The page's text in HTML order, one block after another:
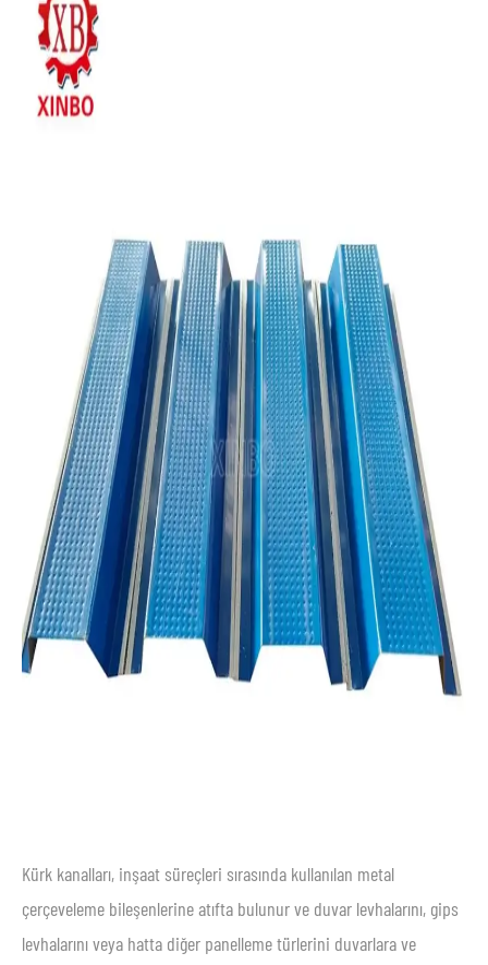
Kürk kanalları, inşaat süreçleri sırasında kullanılan metal
çerçeveleme bileşenlerine atıfta bulunur ve duvar levhalarını, gips
levhalarını veya hatta diğer panelleme türlerini duvarlara ve